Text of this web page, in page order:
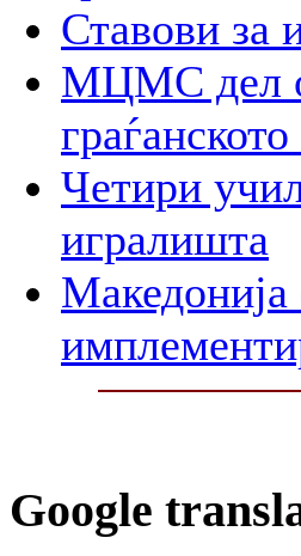
Ставови за
МЦМС дел
Четири
игралишта
Google